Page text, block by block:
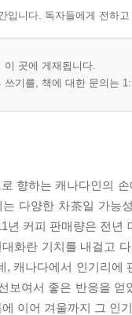
입니다. 독자들에게 전하
이 곳에 게재됩니다.
쓰기를, 책에 대한 문의는
향하는 캐나다인의
다양한 차茶일 가능
년 커피 판매량은 전
화란 기치를 내걸고
, 캐나다에서 인기리
보여서 좋은 반응을
이어 겨울까지 그 인